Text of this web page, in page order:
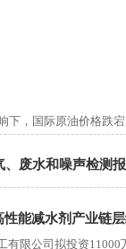
下，国际原油价格跌
、废水和噪声检测
能减水剂产业链
有限公司拟投资